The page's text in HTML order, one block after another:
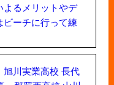
よるメリットやデ
ビーチに行って練
旭川実業高校 長代